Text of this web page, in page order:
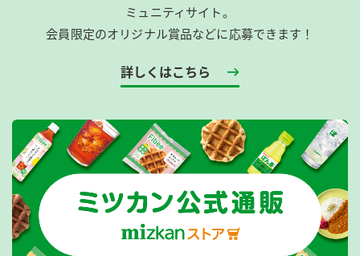
ミュニティサイト。
会員限定のオリジナル賞品などに応募できます！
詳しくはこちら